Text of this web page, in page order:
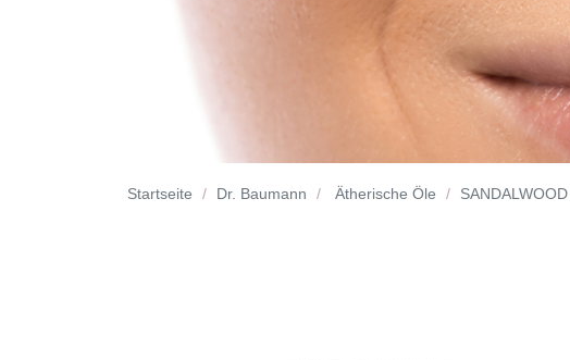
Startseite Dr. Baumann Ätherische Öle SANDALWOOD